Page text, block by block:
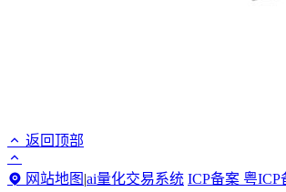
返回顶部
网站地图 |ai量化交易系统 ICP备案 粤ICP